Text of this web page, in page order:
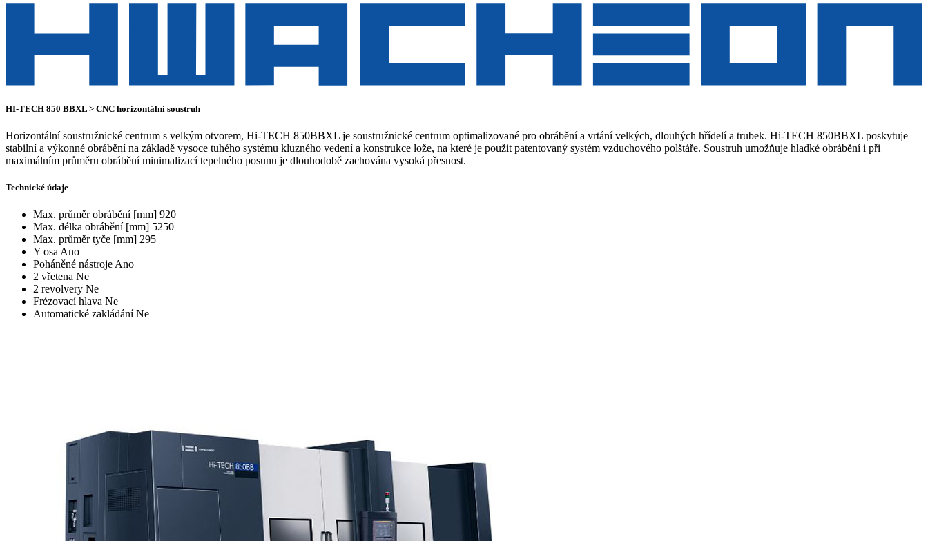
HI-TECH 850 BBXL > CNC horizontální soustruh
Horizontální soustružnické centrum s velkým otvorem, Hi-TECH 850BBXL je soustružnické centrum optimalizované pro obrábění a vrtání velkých, dlouhých hřídelí a trubek. Hi-TECH 850BBXL poskytuje
stabilní a výkonné obrábění na základě vysoce tuhého systému kluzného vedení a konstrukce lože, na které je použit patentovaný systém vzduchového polštáře. Soustruh umožňuje hladké obrábění i při
maximálním průměru obrábění minimalizací tepelného posunu je dlouhodobě zachována vysoká přesnost.
Technické údaje
Max. průměr obrábění [mm] 920
Max. délka obrábění [mm] 5250
Max. průměr tyče [mm] 295
Y osa Ano
Poháněné nástroje Ano
2 vřetena Ne
2 revolvery Ne
Frézovací hlava Ne
Automatické zakládání Ne